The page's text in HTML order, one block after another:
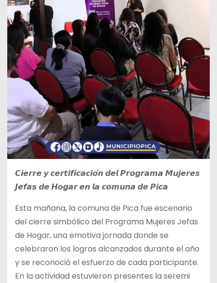
𝘾𝙞𝙚𝙧𝙧𝙚 𝙮 𝙘𝙚𝙧𝙩𝙞𝙛𝙞𝙘𝙖𝙘𝙞𝙤́𝙣 𝙙𝙚𝙡 𝙋𝙧𝙤𝙜𝙧𝙖𝙢𝙖 𝙈𝙪𝙟𝙚𝙧𝙚𝙨
𝙅𝙚𝙛𝙖𝙨 𝙙𝙚 𝙃𝙤𝙜𝙖𝙧 𝙚𝙣 𝙡𝙖 𝙘𝙤𝙢𝙪𝙣𝙖 𝙙𝙚 𝙋𝙞𝙘𝙖
Esta mañana, la comuna de Pica fue escenario
del cierre simbólico del Programa Mujeres Jefas
de Hogar, una emotiva jornada donde se
celebraron los logros alcanzados durante el año
y se reconoció el esfuerzo de cada participante.
En la actividad estuvieron presentes la seremi